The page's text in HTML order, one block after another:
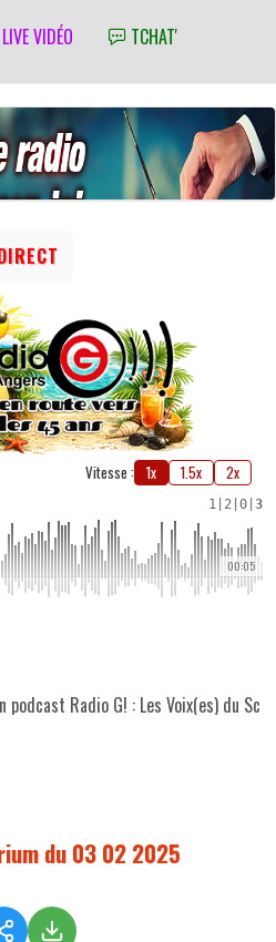
VIDÉO TCHAT'
Vitesse : 1x 1.5x 2x
1 2 0 3
00:05
podcast Radio G! : Les Voix(es) du
du 03 02 2025